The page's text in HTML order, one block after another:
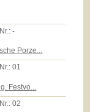
-
Porze...
01
Festvo...
02